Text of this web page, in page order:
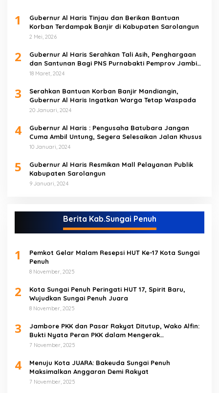
1
Gubernur Al Haris Tinjau dan Berikan Bantuan
Korban Terdampak Banjir di Kabupaten Sarolangun
2 Mei, 2026
2
Gubernur Al Haris Serahkan Tali Asih, Penghargaan
dan Santunan Bagi PNS Purnabakti Pemprov Jambi
Yang Berada di Sarolangun
18 Maret, 2024
3
Serahkan Bantuan Korban Banjir Mandiangin,
Gubernur Al Haris Ingatkan Warga Tetap Waspada
20 Januari, 2024
4
Gubernur Al Haris : Pengusaha Batubara Jangan
Cuma Ambil Untung, Segera Selesaikan Jalan Khusus
10 Januari, 2024
5
Gubernur Al Haris Resmikan Mall Pelayanan Publik
Kabupaten Sarolangun
9 Januari, 2024
Berita Kab.Sungai Penuh
1
Pemkot Gelar Malam Resepsi HUT Ke-17 Kota Sungai
Penuh
8 November, 2025
2
Kota Sungai Penuh Peringati HUT 17, Spirit Baru,
Wujudkan Sungai Penuh Juara
8 November, 2025
3
Jambore PKK dan Pasar Rakyat Ditutup, Wako Alfin:
Bukti Nyata Peran PKK dalam Mengerak
Perekonomian Masyarakat
7 November, 2025
4
Menuju Kota JUARA: Bakeuda Sungai Penuh
Maksimalkan Anggaran Demi Rakyat
7 November, 2025